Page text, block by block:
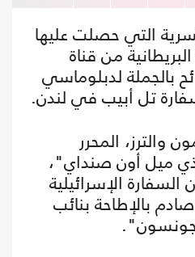
التي حصلت عليها
من قناة
بالجملة لدبلوماسي
تل أبيب في لندن.
والترز، المحرر
ميل أون صنداي"،
السفارة الإسرائيلية
بالإطاحة بنائب
جونسون".